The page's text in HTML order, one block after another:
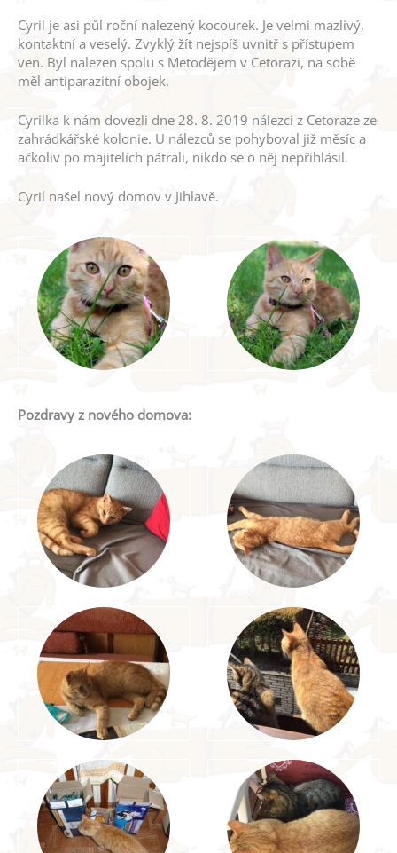
Cyril je asi půl roční nalezený kocourek. Je velmi mazlivý,
kontaktní a veselý. Zvyklý žít nejspíš uvnitř s přístupem
ven. Byl nalezen spolu s Metodějem v Cetorazi, na sobě
měl antiparazitní obojek.
Cyrilka k nám dovezli dne 28. 8. 2019 nálezci z Cetoraze ze
zahrádkářské kolonie. U nálezců se pohyboval již měsíc a
ačkoliv po majitelích pátrali, nikdo se o něj nepřihlásil.
Cyril našel nový domov v Jihlavě.
Pozdravy z nového domova: